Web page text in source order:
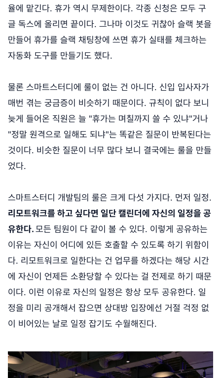
율에 맡긴다. 휴가 역시 무제한이다. 각종 신청은 모두 구
글 독스에 올리면 끝이다. 그나마 이것도 귀찮아 슬랙 봇을
만들어 휴가를 슬랙 채팅창에 쓰면 휴가 실태를 체크하는
자동화 도구를 만들기도 했다.
물론 스마트스터디에 룰이 없는 건 아니다. 신입 입사자가
매번 겪는 궁금증이 비슷하기 때문이다. 규칙이 없다 보니
늦게 들어온 직원은 늘 "휴가는 며칠까지 쓸 수 있냐"거나
"정말 원격으로 일해도 되냐"는 똑같은 질문이 반복된다는
것이다. 비슷한 질문이 너무 많다 보니 결국에는 룰을 만들
었다.
스마트스터디 개발팀의 룰은 크게 다섯 가지다. 먼저 일정.
리모트워크를 하고 싶다면 일단 캘린더에 자신의 일정을 공
유한다.모든 팀원이 다 같이 볼 수 있다. 이렇게 공유하는
이유는 자신이 어디에 있든 호출할 수 있도록 하기 위함이
다. 리모트워크로 일한다는 건 업무를 하겠다는 해당 시간
에 자신이 언제든 소환당할 수 있다는 걸 전제로 하기 때문
이다. 이런 이유로 자신의 일정은 항상 모두 공유한다. 일
정을 미리 공개해서 잡으면 상대방 입장에선 거절 걱정 없
이 비어있는 날로 일정 잡기도 수월해진다.